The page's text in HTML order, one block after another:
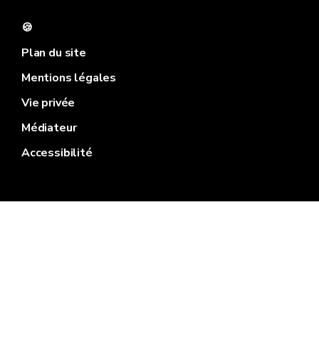
🍪
Plan du site
Mentions légales
Vie privée
Médiateur
Accessibilité